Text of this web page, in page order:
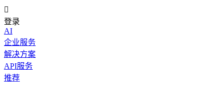

登录
AI
企业服务
解决方案
API服务
推荐